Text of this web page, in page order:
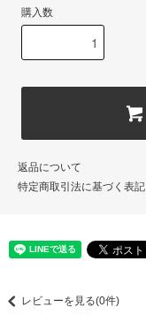
購入数
返品について
特定商取引法に基づく表記
レビューを見る(0件)